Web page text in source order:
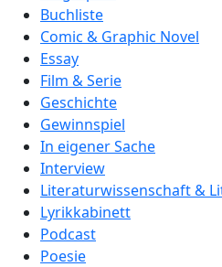
Buchliste
Comic & Graphic Novel
Essay
Film & Serie
Geschichte
Gewinnspiel
In eigener Sache
Interview
Literaturwissenschaft &
Lyrikkabinett
Podcast
Poesie